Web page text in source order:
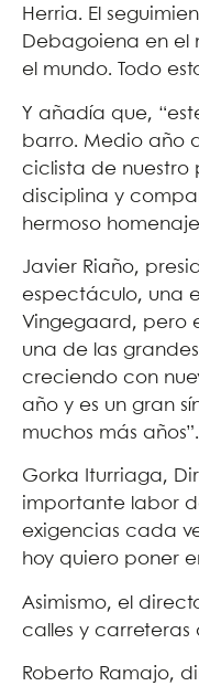
Herria. El
Debagoiena en el
el mundo. Todo
Y añadía que,
barro. Medio año
ciclista de nuestro
disciplina y
hermoso
Javier Riaño,
espectáculo, una
Vingegaard, pero
una de las
creciendo con
año y es un gran
muchos más años”.
Gorka Iturriaga,
importante labor
exigencias cada
hoy quiero poner
Asimismo, el
calles y carreteras
Roberto Ramajo,